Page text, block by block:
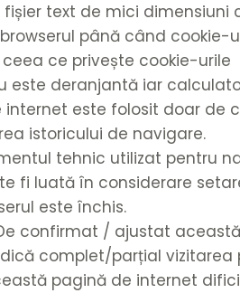
text de mici dimensiuni
până când cookie-
ce privește cookie-urile
este deranjantă iar
este folosit doar de
istoricului de navigare.
tehnic utilizat pentru
fi luată în considerare
este închis.
confirmat / ajustat
complet/parțial vizitarea
pagină de internet